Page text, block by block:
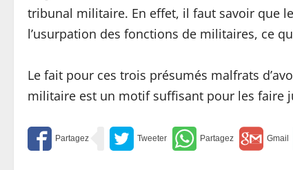
tribunal militaire. En effet, il faut savoir que
l’usurpation des fonctions de militaires, ce
Le fait pour ces trois présumés malfrats
militaire est un motif suffisant pour les faire